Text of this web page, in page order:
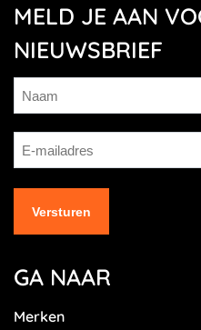
MELD JE AAN
NIEUWSBRIEF
GA NAAR
Merken